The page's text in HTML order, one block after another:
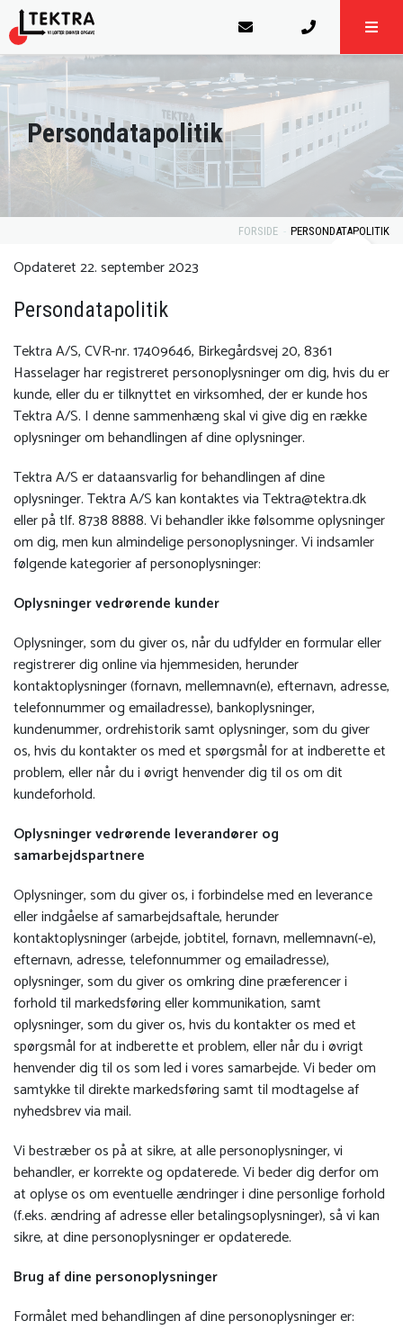
Persondatapolitik
FORSIDE PERSONDATAPOLITIK
Opdateret 22. september 2023
Persondatapolitik
Tektra A/S, CVR-nr. 17409646, Birkegårdsvej 20, 8361
Hasselager har registreret personoplysninger om dig, hvis du er
kunde, eller du er tilknyttet en virksomhed, der er kunde hos
Tektra A/S. I denne sammenhæng skal vi give dig en række
oplysninger om behandlingen af dine oplysninger.
Tektra A/S er dataansvarlig for behandlingen af dine
oplysninger. Tektra A/S kan kontaktes viaTektra@tektra.dk
eller på tlf. 8738 8888. Vi behandler ikke følsomme oplysninger
om dig, men kun almindelige personoplysninger. Vi indsamler
følgende kategorier af personoplysninger:
Oplysninger vedrørende kunder
Oplysninger, som du giver os, når du udfylder en formular eller
registrerer dig online via hjemmesiden, herunder
kontaktoplysninger (fornavn, mellemnavn(e), efternavn, adresse,
telefonnummer og emailadresse), bankoplysninger,
kundenummer, ordrehistorik samt oplysninger, som du giver
os, hvis du kontakter os med et spørgsmål for at indberette et
problem, eller når du i øvrigt henvender dig til os om dit
kundeforhold.
Oplysninger vedrørende leverandører og
samarbejdspartnere
Oplysninger, som du giver os, i forbindelse med en leverance
eller indgåelse af samarbejdsaftale, herunder
kontaktoplysninger (arbejde, jobtitel, fornavn, mellemnavn(-e),
efternavn, adresse, telefonnummer og emailadresse),
oplysninger, som du giver os omkring dine præferencer i
forhold til markedsføring eller kommunikation, samt
oplysninger, som du giver os, hvis du kontakter os med et
spørgsmål for at indberette et problem, eller når du i øvrigt
henvender dig til os som led i vores samarbejde. Vi beder om
samtykke til direkte markedsføring samt til modtagelse af
nyhedsbrev via mail.
Vi bestræber os på at sikre, at alle personoplysninger, vi
behandler, er korrekte og opdaterede. Vi beder dig derfor om
at oplyse os om eventuelle ændringer i dine personlige forhold
(f.eks. ændring af adresse eller betalingsoplysninger), så vi kan
sikre, at dine personoplysninger er opdaterede.
Brug af dine personoplysninger
Formålet med behandlingen af dine personoplysninger er: